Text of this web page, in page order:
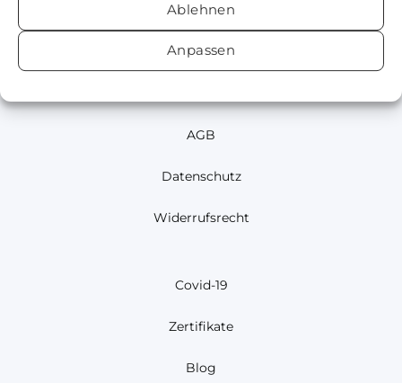
Ablehnen
Anpassen
FAQ
AGB
Datenschutz
Widerrufsrecht
Covid-19
Zertifikate
Blog